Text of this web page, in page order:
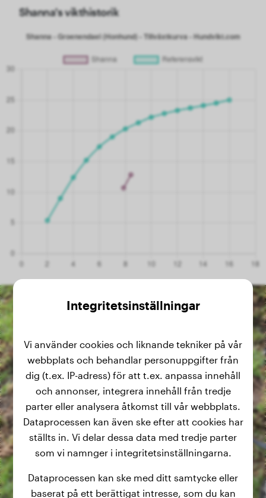
Shanna's vikthistorik
Integritetsinställningar
Vi använder cookies och liknande tekniker på vår
webbplats och behandlar personuppgifter från
dig (t.ex. IP-adress) för att t.ex. anpassa innehåll
och annonser, integrera innehåll från tredje
parter eller analysera åtkomst till vår webbplats.
Dataprocessen kan även ske efter att cookies har
ställts in. Vi delar dessa data med tredje parter
som vi namnger i integritetsinställningarna.
Dataprocessen kan ske med ditt samtycke eller
baserat på ett berättigat intresse, som du kan